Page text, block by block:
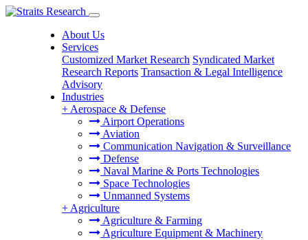
About Us
Services
Customized Market Research Syndicated Market
Research Reports Transaction & Legal Intelligence
Advisory
Industries
+ Aerospace & Defense
Airport Operations
Aviation
Communication Navigation & Surveillance
Defense
Naval Marine & Ports Technologies
Space Technologies
Unmanned Systems
+ Agriculture
Agriculture & Farming
Agriculture Equipment & Machinery